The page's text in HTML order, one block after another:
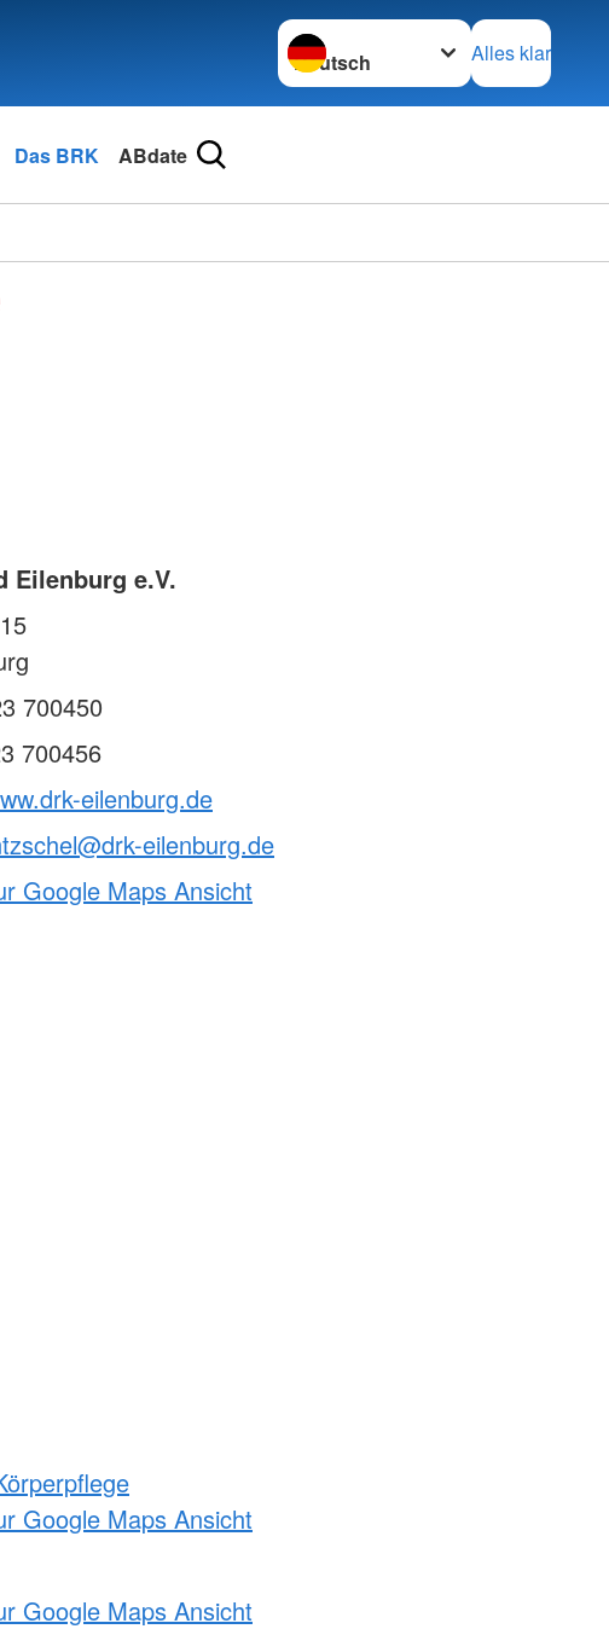
Sprache wechseln zu
Alles klar
Das BRK ABdate
Eilenburg e.V.
700450
700456
eilenburg.de
eilenburg.de
Google Maps Ansicht
Google Maps Ansicht
Google Maps Ansicht